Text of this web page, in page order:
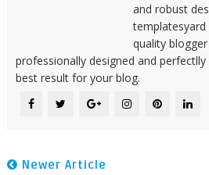
and robust
quality
professionally designed and
best result for your blog.
Newer Article